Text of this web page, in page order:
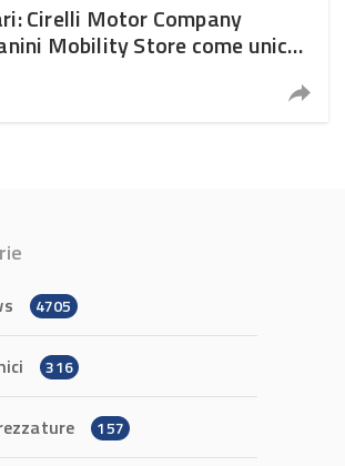
Cirelli Motor Company
Mobility Store come unico
4705
316
157